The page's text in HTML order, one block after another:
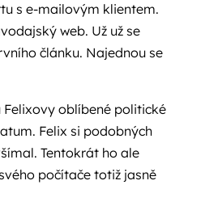
s e-mailovým klientem.
web. Už už se
článku. Najednou se
oblíbené politické
Felix si podobných
Tentokrát ho ale
počítače totiž jasně